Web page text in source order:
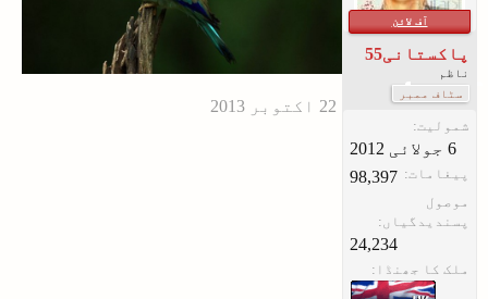
آف لائن
پاکستانی55
ناظم
سٹاف ممبر
شمولیت:
پیغامات: 98,397
موصول
پسندیدگیاں:
24,234
ملک کا جھنڈا: